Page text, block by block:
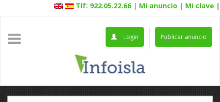
Tlf: 922.05.22.66 | Mi anuncio | Mi clave |
Publicar anuncio
Login